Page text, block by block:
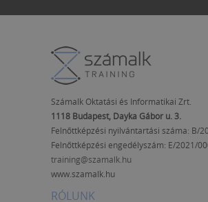
Számalk Oktatási és Informatikai Zrt.
1118 Budapest, Dayka Gábor u. 3.
Felnőttképzési nyilvántartási száma: B/
Felnőttképzési engedélyszám: E/2021/
training@szamalk.hu
www.szamalk.hu
RÓLUNK